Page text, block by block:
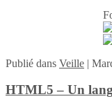
Publié dans Veille |
HTML5 – Un